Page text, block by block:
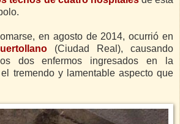
en agosto de 2014, ocurrió en
(Ciudad Real), causando
dos enfermos ingresados en la
tremendo y lamentable aspecto que